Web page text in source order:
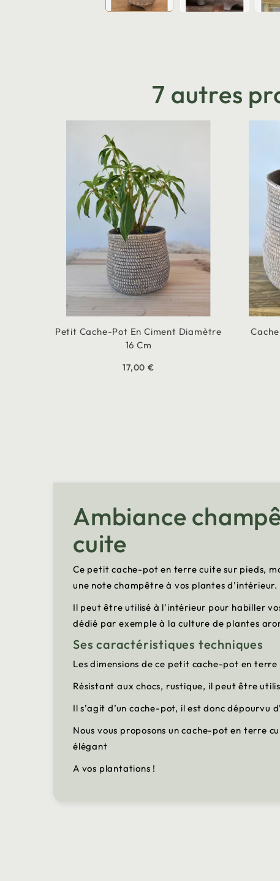
7 autres
Petit Cache-Pot En Ciment Diamètre
16 Cm
17,00 €
Ambiance
cuite
Ce petit cache-pot en terre cuite sur pieds,
une note champêtre à vos plantes d’intérieur.
Il peut être utilisé à l’intérieur pour habiller
dédié par exemple à la culture de plantes
Ses caractéristiques techniques
Les dimensions de ce petit cache-pot en
Résistant aux chocs, rustique, il peut être
Il s’agit d’un cache-pot, il est donc dépourvu
Nous vous proposons un cache-pot en terre
élégant
A vos plantations !